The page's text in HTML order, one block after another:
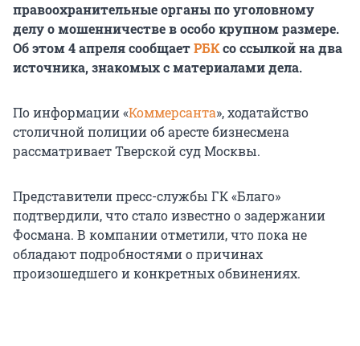
правоохранительные органы по уголовному
делу о мошенничестве в особо крупном размере.
Об этом 4 апреля сообщаетРБКсо ссылкой на два
источника, знакомых с материалами дела.
По информации «Коммерсанта», ходатайство
столичной полиции об аресте бизнесмена
рассматривает Тверской суд Москвы.
Представители пресс-службы ГК «Благо»
подтвердили, что стало известно о задержании
Фосмана. В компании отметили, что пока не
обладают подробностями о причинах
произошедшего и конкретных обвинениях.